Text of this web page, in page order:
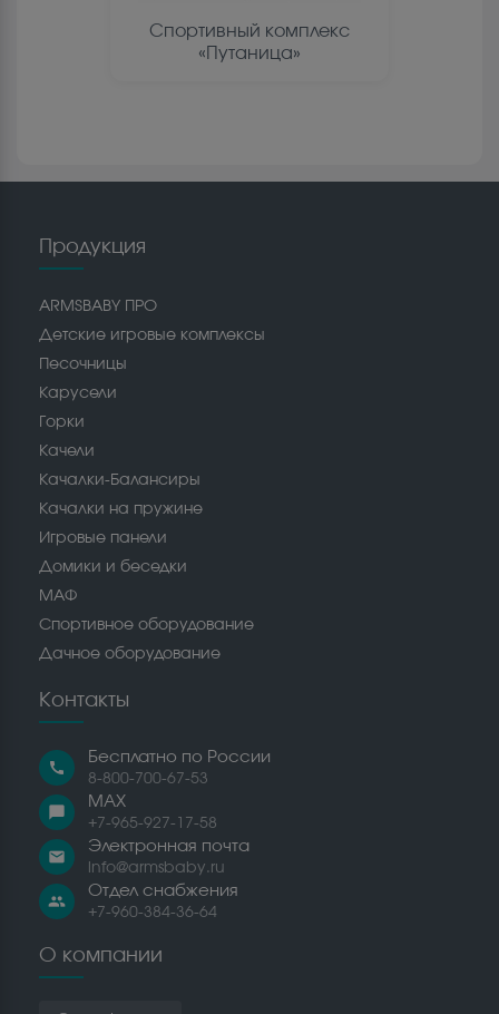
Спортивный комплекс
«Путаница»
Продукция
ARMSBABY ПРО
Детские игровые комплексы
Песочницы
Карусели
Горки
Качели
Качалки-Балансиры
Качалки на пружине
Игровые панели
Домики и беседки
МАФ
Спортивное оборудование
Дачное оборудование
Контакты
call
Бесплатно по России
8-800-700-67-53
chat_bubble
MAX
+7-965-927-17-58
email
Электронная почта
info@armsbaby.ru
people
Отдел снабжения
+7-960-384-36-64
О компании